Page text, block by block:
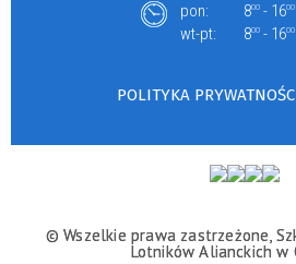
pon: 800 - 1600
wt-pt: 800 - 1600
POLITYKA
© Wszelkie prawa zastrzeżone,
Lotników Alianckich w